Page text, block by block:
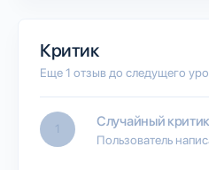
Критик
Еще 1 отзыв до следущего
1 Случайный критик
Пользователь